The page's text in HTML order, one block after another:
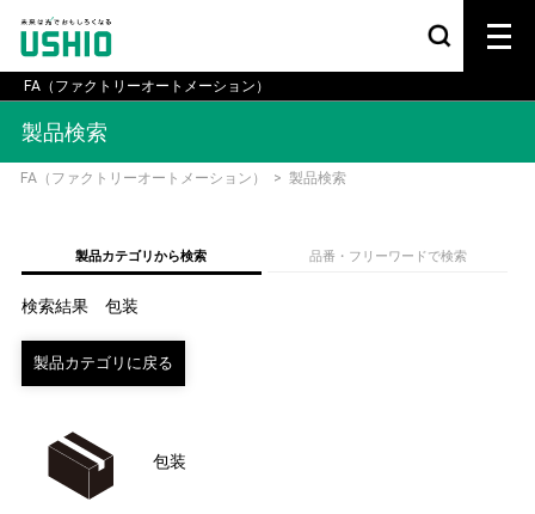
FA（ファクトリーオートメーション）
製品検索
FA（ファクトリーオートメーション） > 製品検索
製品カテゴリから検索 品番・フリーワードで検索
検索結果 包装
包装